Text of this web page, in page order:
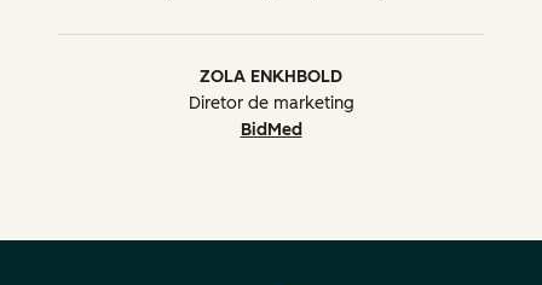
ZOLA ENKHBOLD
Diretor de marketing
BidMed